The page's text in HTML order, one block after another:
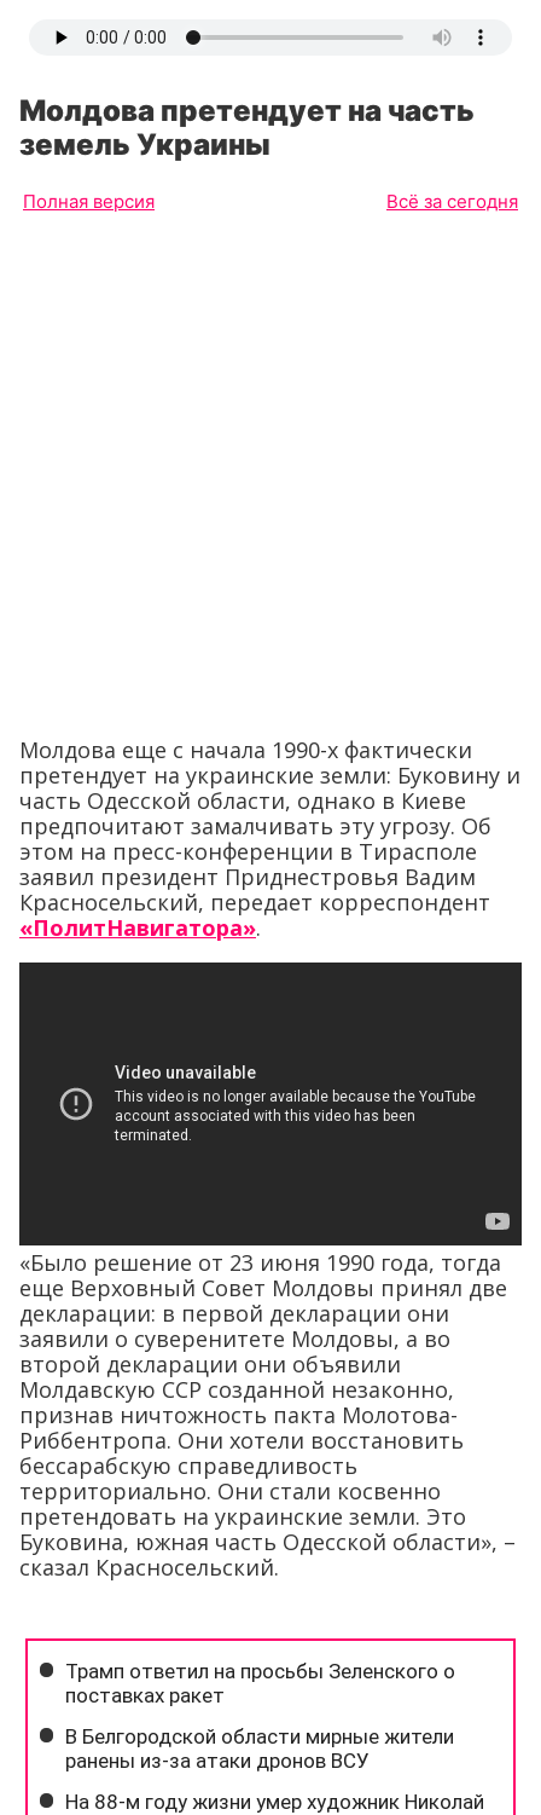
Молдова претендует на часть
земель Украины
Полная версия Всё за сегодня
Молдова еще с начала 1990-х фактически
претендует на украинские земли: Буковину и
часть Одесской области, однако в Киеве
предпочитают замалчивать эту угрозу. Об
этом на пресс-конференции в Тирасполе
заявил президент Приднестровья Вадим
Красносельский, передает корреспондент
«ПолитНавигатора».
«Было решение от 23 июня 1990 года, тогда
еще Верховный Совет Молдовы принял две
декларации: в первой декларации они
заявили о суверенитете Молдовы, а во
второй декларации они объявили
Молдавскую ССР созданной незаконно,
признав ничтожность пакта Молотова-
Риббентропа. Они хотели восстановить
бессарабскую справедливость
территориально. Они стали косвенно
претендовать на украинские земли. Это
Буковина, южная часть Одесской области», –
сказал Красносельский.